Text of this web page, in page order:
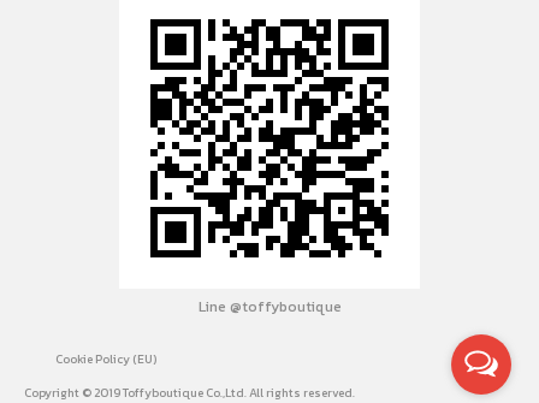
Line @toffyboutique
Cookie Policy (EU)
Copyright © 2019 Toffyboutique Co.,Ltd. All rights reserved.